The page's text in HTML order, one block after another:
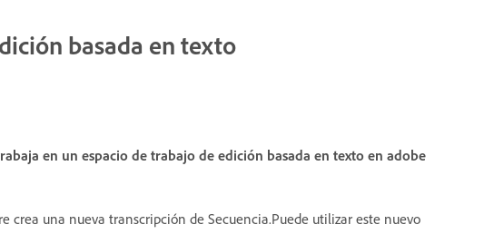
basada en texto
en un espacio de trabajo de edición basada en texto en adobe
crea una nueva transcripción de Secuencia.Puede utilizar este nuevo